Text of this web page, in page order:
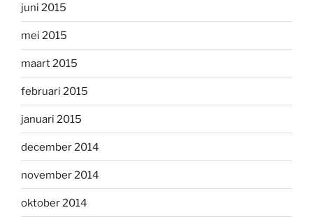
juni 2015
mei 2015
maart 2015
februari 2015
januari 2015
december 2014
november 2014
oktober 2014